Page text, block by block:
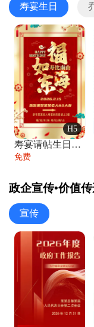
寿宴生日
H5
寿宴请帖生日宴邀请函老人寿星生日快乐祝寿
免费
政企宣传•价值
宣传